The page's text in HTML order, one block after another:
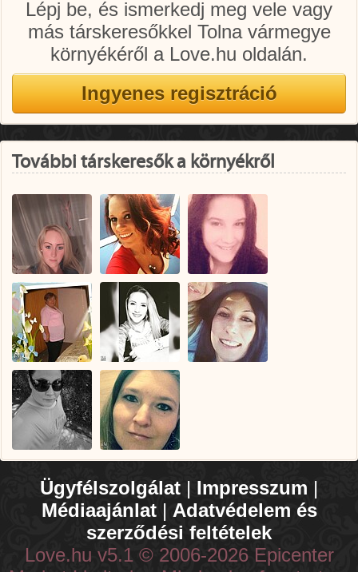
Lépj be, és ismerkedj meg vele vagy
más társkeresőkkel Tolna vármegye
környékéről a Love.hu oldalán.
További társkeresők a környékről
Ügyfélszolgálat | Impresszum |
Médiaajánlat| Adatvédelem és
szerződési feltételek
Love.hu v5.1 © 2006-2026 Epicenter